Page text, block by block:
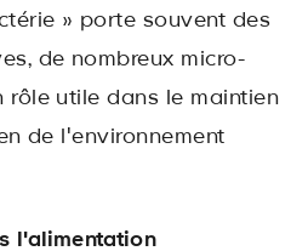
» porte souvent des
de nombreux micro-
rôle utile dans le maintien
de l'environnement
l'alimentation